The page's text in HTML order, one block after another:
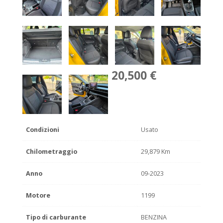
20,500 €
Condizioni Usato
Chilometraggio 29,879 Km
Anno 09-2023
Motore 1199
Tipo di carburante BENZINA